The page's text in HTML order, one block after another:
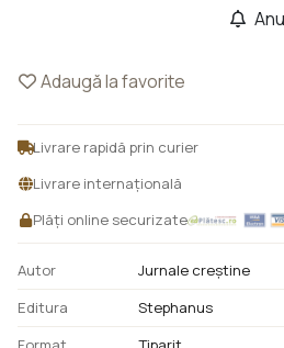
Adaugă la favorite
Livrare rapidă prin curier
Livrare internațională
Plăți online securizate
Autor
Jurnale creștine
Editura
Stephanus